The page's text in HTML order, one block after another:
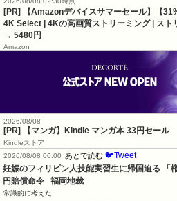
[PR] 【Amazonデバイスサマーセール】【
4K Select | 4Kの高画質ストリーミング | ス
→ 5480円
Amazon
2026/08/08
[PR] 【マンガ】Kindle マンガ本 33円セール
Kindleストア
2026/08/08 00:00
あとで読む 🐦Tweet
妊娠のフィリピン人技能実習生に帰国迫る 「
円賠償命令   福岡地裁
常識的に考えた